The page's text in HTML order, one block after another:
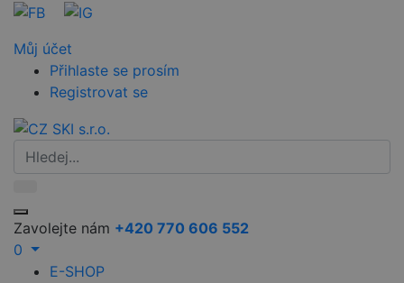
Můj účet
Přihlaste se prosím
Registrovat se
Zavolejte nám +420 770 606 552
0
E-SHOP